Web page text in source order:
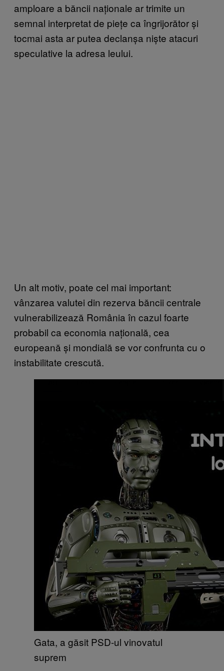
amploare a băncii naționale ar trimite un
semnal interpretat de piețe ca îngrijorător și
tocmai asta ar putea declanșa niște atacuri
speculative la adresa leului.
Un alt motiv, poate cel mai important:
vânzarea valutei din rezerva băncii centrale
vulnerabilizează România în cazul foarte
probabil ca economia națională, cea
europeană și mondială se vor confrunta cu o
instabilitate crescută.
Gata, a găsit PSD-ul vinovatul
suprem